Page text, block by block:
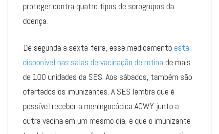
proteger contra quatro tipos de sorogrupos da
doença.
De segunda a sexta-feira, esse medicamento está
disponível nas salas de vacinação de rotina de mais
de 100 unidades da SES. Aos sábados, também são
ofertados os imunizantes. A SES lembra que é
possível receber a meningocócica ACWY junto a
outra vacina em um mesmo dia, e que o imunizante